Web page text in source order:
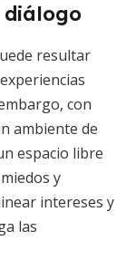
resultar
con
ambiente de
espacio libre
y
intereses y
las